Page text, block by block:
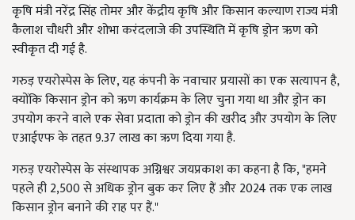
कृषि मंत्री नरेंद्र सिंह तोमर और केंद्रीय कृषि और किसान कल्याण राज्य मंत्री
कैलाश चौधरी और शोभा करंदलाजे की उपस्थिति में कृषि ड्रोन ऋण को
स्वीकृत दी गई है.
गरुड़ एयरोस्पेस के लिए, यह कंपनी के नवाचार प्रयासों का एक सत्यापन है,
क्योंकि किसान ड्रोन को ऋण कार्यक्रम के लिए चुना गया था और ड्रोन का
उपयोग करने वाले एक सेवा प्रदाता को ड्रोन की खरीद और उपयोग के लिए
एआईएफ के तहत 9.37 लाख का ऋण दिया गया है.
गरुड़ एयरोस्पेस के संस्थापक अग्निश्वर जयप्रकाश का कहना है कि, "हमने
पहले ही 2,500 से अधिक ड्रोन बुक कर लिए हैं और 2024 तक एक लाख
किसान ड्रोन बनाने की राह पर हैं."